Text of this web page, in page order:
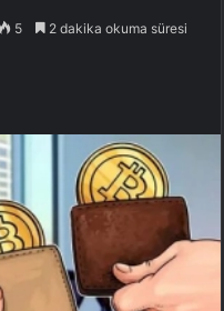
5 2 dakika okuma süresi